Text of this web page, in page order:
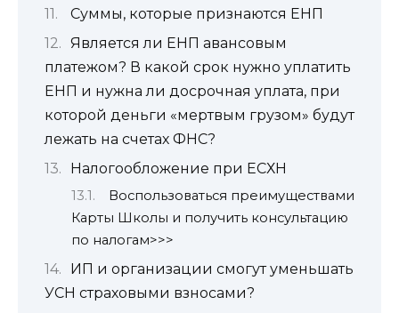
Суммы, которые признаются ЕНП
Является ли ЕНП авансовым
платежом? В какой срок нужно уплатить
ЕНП и нужна ли досрочная уплата, при
которой деньги «мертвым грузом» будут
лежать на счетах ФНС?
Налогообложение при ЕСХН
Воспользоваться преимуществами
Карты Школы и получить консультацию
по налогам>>>
ИП и организации смогут уменьшать
УСН страховыми взносами?